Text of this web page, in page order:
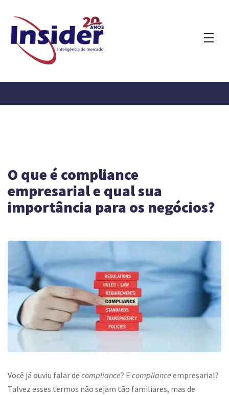
O que é compliance
empresarial e qual sua
importância para os negócios?
Você já ouviu falar de compliance? E compliance empresarial?
Talvez esses termos não sejam tão familiares, mas de